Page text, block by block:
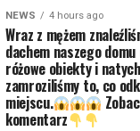
NEWS 4 hours ago
Wraz z mężem
dachem naszego domu
różowe obiekty i
zamroziliśmy to, co
miejscu.
komentarz